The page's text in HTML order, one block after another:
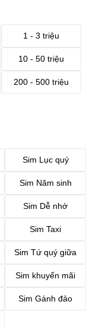
1 - 3 triệu
10 - 50 triệu
200 - 500 triệu
Sim Lục quý
Sim Năm sinh
Sim Dễ nhớ
Sim Taxi
Sim Tứ quý giữa
Sim khuyến mãi
Sim Gánh đảo